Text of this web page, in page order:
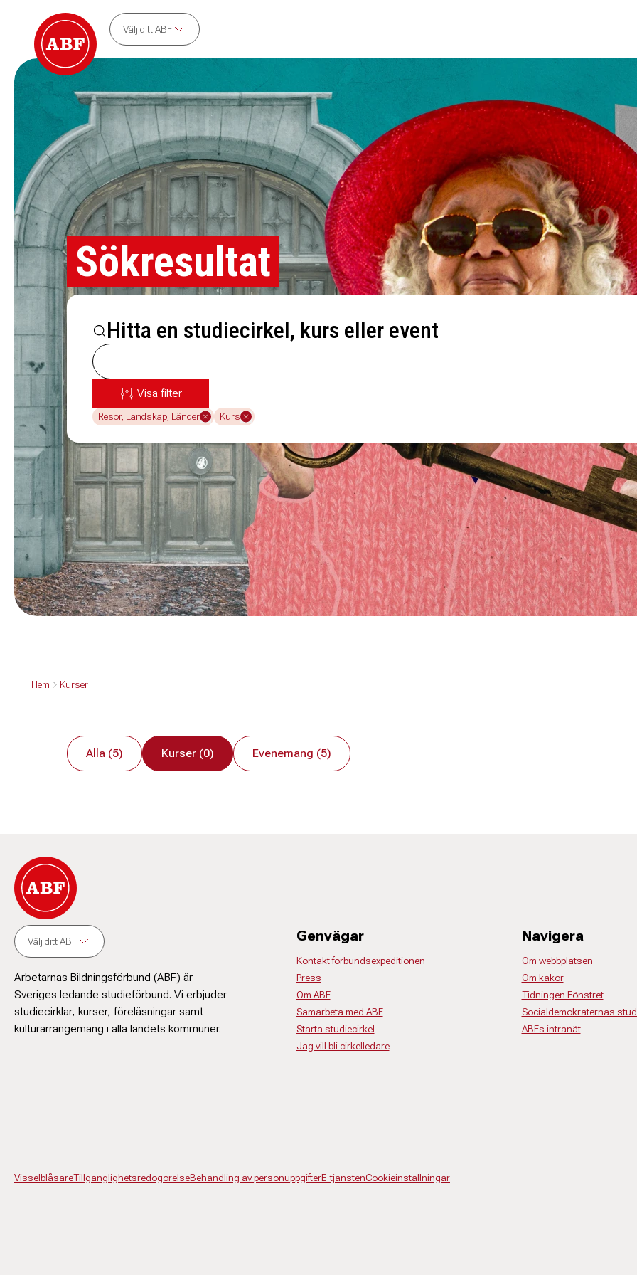
Välj ditt ABF
Sökresultat
Hitta en studiecirkel, kurs eller event
Visa filter
Resor, Landskap, Länder Kurs
Hem Kurser
Alla (5) Kurser (0) Evenemang (5)
Välj ditt ABF
Arbetarnas Bildningsförbund (ABF) är
Sveriges ledande studieförbund. Vi erbjuder
studiecirklar, kurser, föreläsningar samt
kulturarrangemang i alla landets kommuner.
Genvägar
Kontakt förbundsexpeditionen
Press
Om ABF
Samarbeta med ABF
Starta studiecirkel
Jag vill bli cirkelledare
Navigera
Om webbplatsen
Om kakor
Tidningen Fönstret
Socialdemokraternas
ABFs intranät
VisselblåsareTillgänglighetsredogörelseBehandling av personuppgifterE-tjänstenCookieinställningar